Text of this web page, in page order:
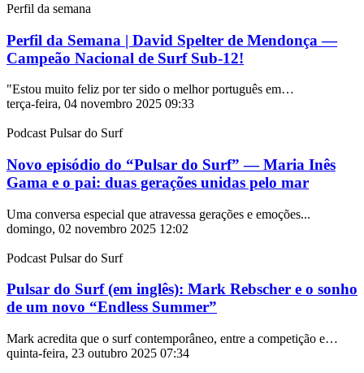
Perfil da semana
Perfil da Semana | David Spelter de Mendonça —
Campeão Nacional de Surf Sub-12!
"Estou muito feliz por ter sido o melhor português em…
terça-feira, 04 novembro 2025 09:33
Podcast Pulsar do Surf
Novo episódio do “Pulsar do Surf” — Maria Inês
Gama e o pai: duas gerações unidas pelo mar
Uma conversa especial que atravessa gerações e emoções...
domingo, 02 novembro 2025 12:02
Podcast Pulsar do Surf
Pulsar do Surf (em inglês): Mark Rebscher e o sonho
de um novo “Endless Summer”
Mark acredita que o surf contemporâneo, entre a competição e…
quinta-feira, 23 outubro 2025 07:34